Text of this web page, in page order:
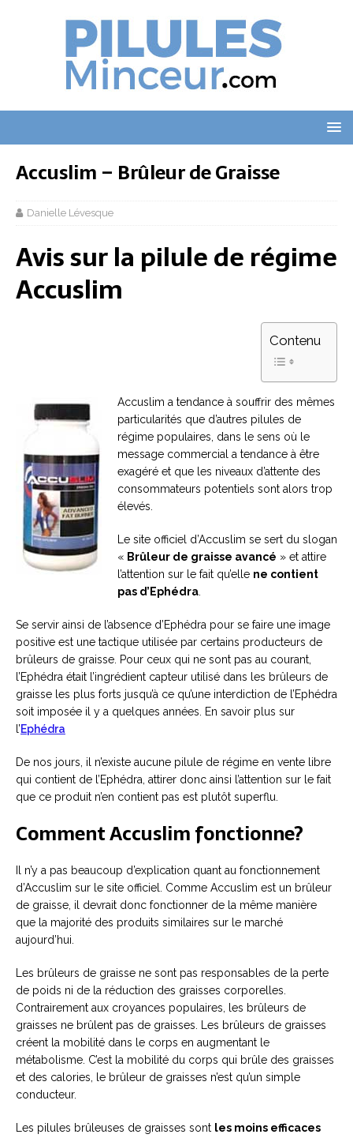
Accuslim – Brûleur de Graisse
Danielle Lévesque
Avis sur la pilule de régime
Accuslim
Contenu
Accuslim a tendance à souffrir des mêmes
particularités que d’autres pilules de
régime populaires, dans le sens où le
message commercial a tendance à être
exagéré et que les niveaux d’attente des
consommateurs potentiels sont alors trop
élevés.
Le site officiel d’Accuslim se sert du slogan
« Brûleur de graisse avancé » et attire
l’attention sur le fait qu’elle ne contient
pas d’Ephédra
Se servir ainsi de l’absence d’Ephédra pour se faire une image
positive est une tactique utilisée par certains producteurs de
brûleurs de graisse. Pour ceux qui ne sont pas au courant,
l’Ephédra était l’ingrédient capteur utilisé dans les brûleurs de
graisse les plus forts jusqu’à ce qu’une interdiction de l’Ephédra
soit imposée il y a quelques années. En savoir plus sur
l’Ephédra
De nos jours, il n’existe aucune pilule de régime en vente libre
qui contient de l’Ephédra, attirer donc ainsi l’attention sur le fait
que ce produit n’en contient pas est plutôt superflu.
Comment Accuslim fonctionne?
Il n’y a pas beaucoup d’explication quant au fonctionnement
d’Accuslim sur le site officiel. Comme Accuslim est un brûleur
de graisse, il devrait donc fonctionner de la même manière
que la majorité des produits similaires sur le marché
aujourd’hui.
Les brûleurs de graisse ne sont pas responsables de la perte
de poids ni de la réduction des graisses corporelles.
Contrairement aux croyances populaires, les brûleurs de
graisses ne brûlent pas de graisses. Les brûleurs de graisses
créent la mobilité dans le corps en augmentant le
métabolisme. C’est la mobilité du corps qui brûle des graisses
et des calories, le brûleur de graisses n’est qu’un simple
conducteur.
Les pilules brûleuses de graisses sont les moins efficaces